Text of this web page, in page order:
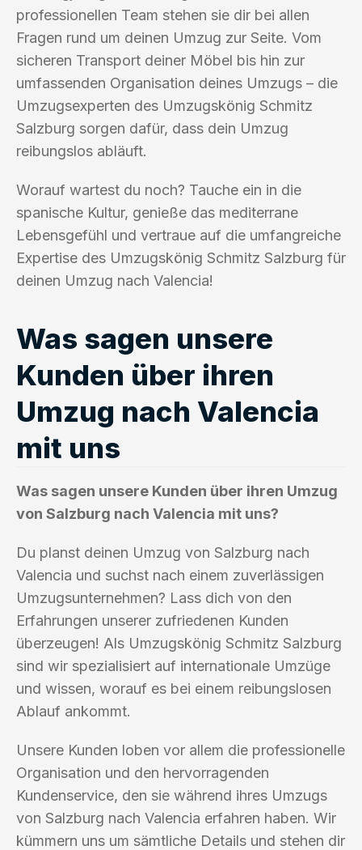
professionellen Team stehen sie dir bei allen
Fragen rund um deinen Umzug zur Seite. Vom
sicheren Transport deiner Möbel bis hin zur
umfassenden Organisation deines Umzugs – die
Umzugsexperten des Umzugskönig Schmitz
Salzburg sorgen dafür, dass dein Umzug
reibungslos abläuft.
Worauf wartest du noch? Tauche ein in die
spanische Kultur, genieße das mediterrane
Lebensgefühl und vertraue auf die umfangreiche
Expertise des Umzugskönig Schmitz Salzburg für
deinen Umzug nach Valencia!
Was sagen unsere
Kunden über ihren
Umzug nach Valencia
mit uns
Was sagen unsere Kunden über ihren Umzug
von Salzburg nach Valencia mit uns?
Du planst deinen Umzug von Salzburg nach
Valencia und suchst nach einem zuverlässigen
Umzugsunternehmen? Lass dich von den
Erfahrungen unserer zufriedenen Kunden
überzeugen! Als Umzugskönig Schmitz Salzburg
sind wir spezialisiert auf internationale Umzüge
und wissen, worauf es bei einem reibungslosen
Ablauf ankommt.
Unsere Kunden loben vor allem die professionelle
Organisation und den hervorragenden
Kundenservice, den sie während ihres Umzugs
von Salzburg nach Valencia erfahren haben. Wir
kümmern uns um sämtliche Details und stehen dir